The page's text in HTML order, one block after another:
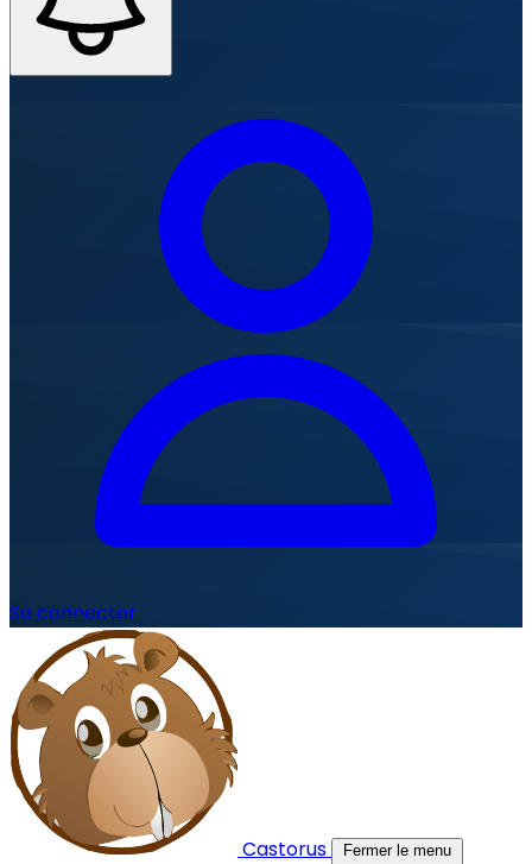
Se connecter
Castorus Fermer le menu